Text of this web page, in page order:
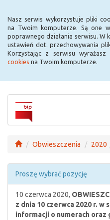
Nasz serwis wykorzystuje pliki
na Twoim komputerze. Są one
poprawnego działania serwisu. W
ustawień dot. przechowywania
Korzystając z serwisu
cookies na Twoim komputerze.
Urząd
Obwieszczenia 2020
Proszę wybrać pozycję
10 czerwca 2020,
z dnia 10 czerwca 2020 r. w
informacji o numerach oraz